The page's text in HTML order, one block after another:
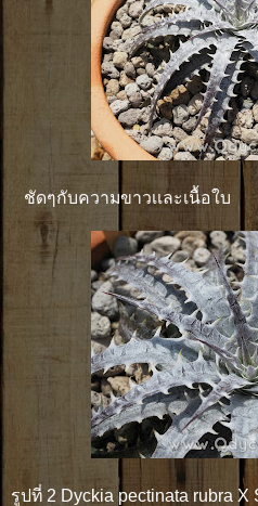
ชัดๆกับความขาวเเละเนื้อใบ
รูปที่ 2 Dyckia pectinata rubra X